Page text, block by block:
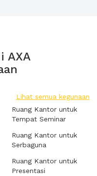
AXA
Lihat semua kegunaan
Ruang Kantor untuk
Tempat Seminar
Ruang Kantor untuk
Serbaguna
Ruang Kantor untuk
Presentasi